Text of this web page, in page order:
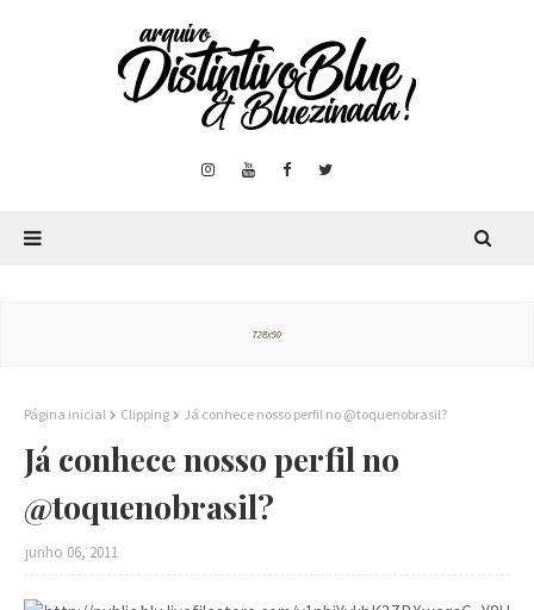
Página inicial Clipping Já conhece nosso perfil no @toquenobrasil?
Já conhece nosso perfil no
@toquenobrasil?
junho 06, 2011